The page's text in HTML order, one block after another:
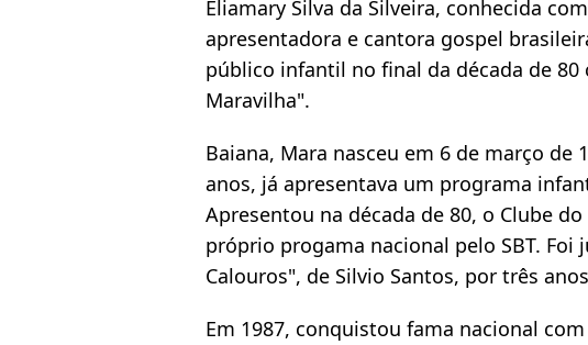
Eliamary Silva da Silveira, conhecida
apresentadora e cantora gospel
público infantil no final da década de
Maravilha".
Baiana, Mara nasceu em 6 de março de
anos, já apresentava um programa
Apresentou na década de 80, o Clube
próprio progama nacional pelo SBT. Foi
Calouros", de Silvio Santos, por três
Em 1987, conquistou fama nacional